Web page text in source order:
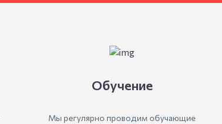
Обучение
Мы регулярно проводим обучающие